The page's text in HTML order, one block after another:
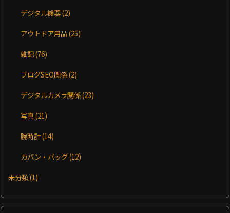
デジタル機器(2)
アウトドア用品(25)
雑記(76)
ブログSEO関係(2)
デジタルカメラ関係(23)
写真(21)
腕時計(14)
カバン・バッグ(12)
未分類(1)